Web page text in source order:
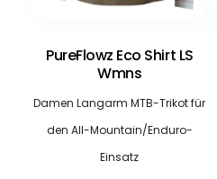
PureFlowz Eco Shirt LS
Wmns
Damen Langarm MTB-Trikot für
den All-Mountain/Enduro-
Einsatz